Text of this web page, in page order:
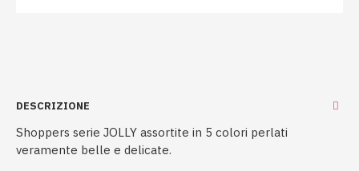
DESCRIZIONE
Shoppers serie JOLLY assortite in 5 colori perlati
veramente belle e delicate.